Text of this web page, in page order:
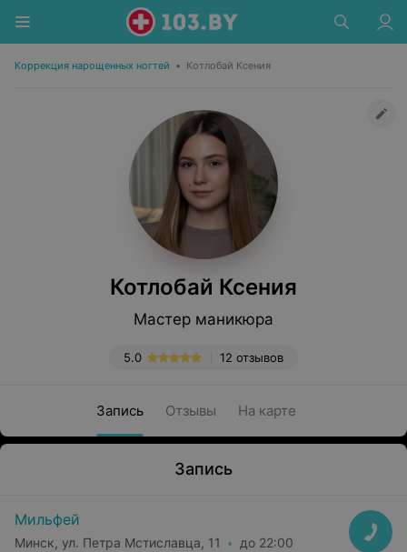
Коррекция нарощенных ногтей • Котлобай Ксения
Котлобай Ксения
Мастер маникюра
12 отзывов
5.0
Запись Отзывы На карте
Запись
Мильфей
Минск, ул. Петра Мстиславца, 11 до 22:00